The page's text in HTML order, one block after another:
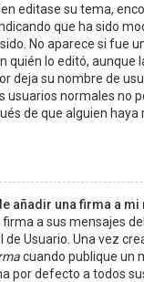
editase su tema,
que ha sido
No aparece si fue
quién lo editó, aunque
deja su nombre de
usuarios normales no
de que alguien haya
añadir una firma a mi
a sus mensajes
de Usuario. Una vez
cuando publique un
por defecto a todos